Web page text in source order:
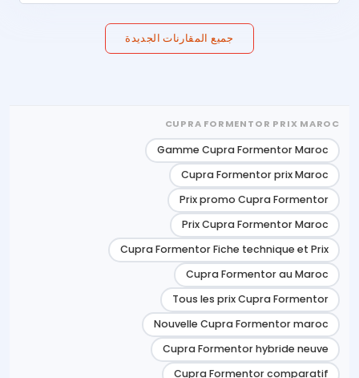
جميع المقارنات الجديدة
CUPRA FORMENTOR PRIX MAROC
Gamme Cupra Formentor Maroc
Cupra Formentor prix Maroc
Prix promo Cupra Formentor
Prix Cupra Formentor Maroc
Cupra Formentor Fiche technique et Prix
Cupra Formentor au Maroc
Tous les prix Cupra Formentor
Nouvelle Cupra Formentor maroc
Cupra Formentor hybride neuve
Cupra Formentor comparatif